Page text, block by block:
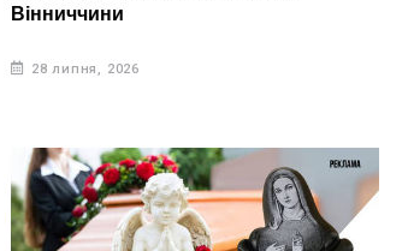
Вінниччини
28 липня, 2026